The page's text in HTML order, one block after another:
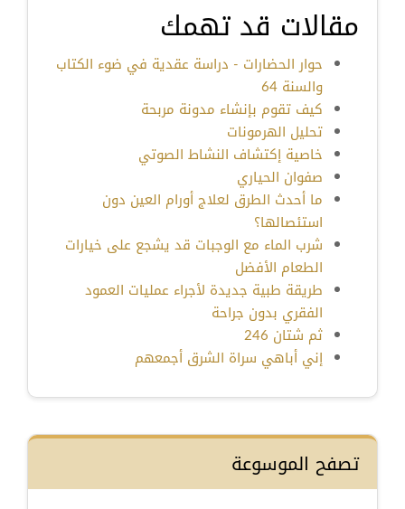
مقالات قد تهمك
حوار الحضارات - دراسة عقدية في ضوء الكتاب
والسنة 64
كيف تقوم بإنشاء مدونة مربحة
تحليل الهرمونات
خاصية إكتشاف النشاط الصوتي
صفوان الحياري
ما أحدث الطرق لعلاج أورام العين دون
استئصالها؟
شرب الماء مع الوجبات قد يشجع على خيارات
الطعام الأفضل
طريقة طبية جديدة لأجراء عمليات العمود
الفقري بدون جراحة
ثم شتان 246
إني أباهي سراة الشرق أجمعهم
تصفح الموسوعة